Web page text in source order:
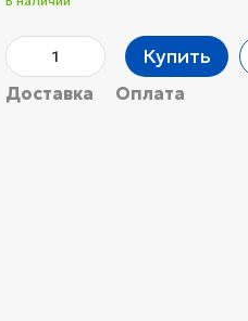
Купить
Доставка Оплата